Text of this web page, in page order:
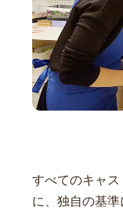
すべてのキャ
に、独自の基